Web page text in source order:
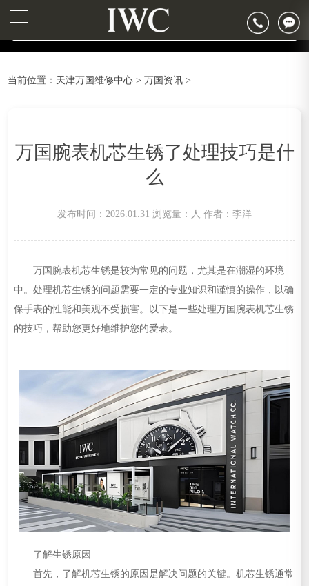
▲
▼
2026年6月万国天津市售后服务网络优化升级公告
2026年6月天津市万国官方售后客户服务热线：400-992-7093
2026年6月万国售后服务中心最新网点地址：
当前位置： 天津万国维修中心 >万国资讯 >
万国腕表机芯生锈了处理技巧是什
么
发布时间：2026.01.31 浏览量： 人 作者：李洋
万国腕表机芯生锈是较为常见的问题，尤其是在潮湿的环境
中。处理机芯生锈的问题需要一定的专业知识和谨慎的操作，以确
保手表的性能和美观不受损害。以下是一些处理万国腕表机芯生锈
的技巧，帮助您更好地维护您的爱表。
了解生锈原因
首先，了解机芯生锈的原因是解决问题的关键。机芯生锈通常